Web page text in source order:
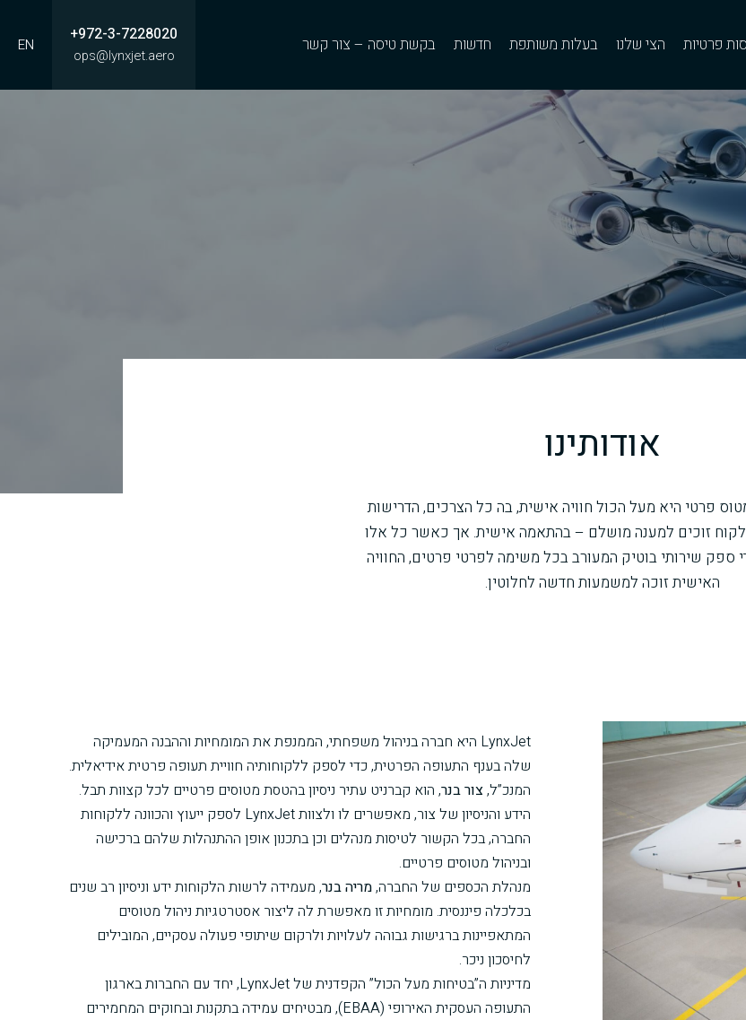
פרטיות הצי שלנו בעלות משותפת חדשות בקשת טיסה – צור קשר +972-3-7228020
ops@lynxjet.aero
EN
אודותינו
פרטי היא מעל הכול חוויה אישית, בה כל הצרכים, הדרישות
זוכים למענה מושלם – בהתאמה אישית. אך כאשר כל אלו
ספק שירותי בוטיק המעורב בכל משימה לפרטי פרטים, החוויה
האישית זוכה למשמעות חדשה לחלוטין.
LynxJet היא חברה בניהול משפחתי, הממנפת את המומחיות וההבנה המעמיקה
שלה בענף התעופה הפרטית, כדי לספק ללקוחותיה חוויית תעופה פרטית אידיאלית.
המנכ”ל,צור בנר, הוא קברניט עתיר ניסיון בהטסת מטוסים פרטיים לכל קצוות תבל.
הידע והניסיון של צור, מאפשרים לו ולצוות LynxJet לספק ייעוץ והכוונה ללקוחות
החברה, בכל הקשור לטיסות מנהלים וכן בתכנון אופן ההתנהלות שלהם ברכישה
ובניהול מטוסים פרטיים.
מנהלת הכספים של החברה,מריה בנר, מעמידה לרשות הלקוחות ידע וניסיון רב שנים
בכלכלה פיננסית. מומחיות זו מאפשרת לה ליצור אסטרטגיות ניהול מטוסים
המתאפיינות ברגישות גבוהה לעלויות ולרקום שיתופי פעולה עסקיים, המובילים
לחיסכון ניכר.
מדיניות ה”בטיחות מעל הכול” הקפדנית של LynxJet, יחד עם החברות בארגון
התעופה העסקית האירופי (EBAA)
, מבטיחים עמידה בתקנות ובחוקים המחמירים